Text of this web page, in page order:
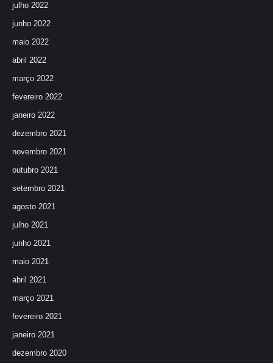
julho 2022
junho 2022
maio 2022
abril 2022
março 2022
fevereiro 2022
janeiro 2022
dezembro 2021
novembro 2021
outubro 2021
setembro 2021
agosto 2021
julho 2021
junho 2021
maio 2021
abril 2021
março 2021
fevereiro 2021
janeiro 2021
dezembro 2020